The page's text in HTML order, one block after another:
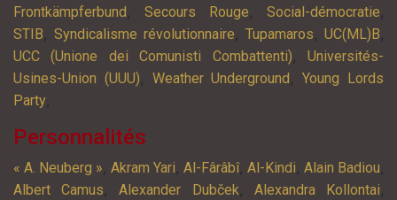
Frontkämpferbund , Secours Rouge, Social-démocratie,
STIB, Syndicalisme révolutionnaire, Tupamaros, UC(ML)B,
UCC (Unione dei Comunisti Combattenti),Universités-
Usines-Union (UUU), Weather Underground ,Young Lords
Party,
Personnalités
« A. Neuberg », Akram Yari, Al-Fârâbî, Al-Kindi, Alain Badiou,
Albert Camus,Alexander Dubček, Alexandra Kollontai,